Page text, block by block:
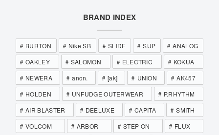
BRAND INDEX
BURTON Nike SB SLIDE SUP
ANALOG
OAKLEY
SALOMON ELECTRIC
KOKUA
NEWERA
anon. [ak] UNION
AK457
HOLDEN
UNFUDGE OUTERWEAR
P.RHYTHM
AIR BLASTER
DEELUXE CAPITA
SMITH
VOLCOM
ARBOR STEP ON
FLUX